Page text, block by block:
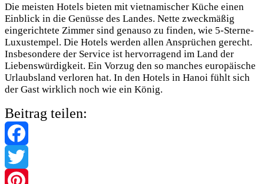
Die meisten Hotels bieten mit vietnamischer Küche einen
Einblick in die Genüsse des Landes. Nette zweckmäßig
eingerichtete Zimmer sind genauso zu finden, wie 5-Sterne-
Luxustempel. Die Hotels werden allen Ansprüchen gerecht.
Insbesondere der Service ist hervorragend im Land der
Liebenswürdigkeit. Ein Vorzug den so manches europäische
Urlaubsland verloren hat. In den Hotels in Hanoi fühlt sich
der Gast wirklich noch wie ein König.
Beitrag teilen:
Facebook
Twitter